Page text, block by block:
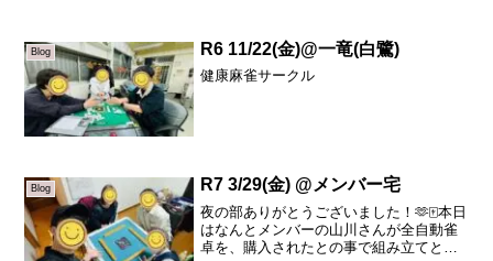
生初のツモ四暗刻和了...
Blog R6 11/22(金)@一竜(白鷺)
健康麻雀サークル
Blog R7 3/29(金) @メンバー宅
夜の部ありがとうございました！🫶🀄️本日
はなんとメンバーの山川さんが全自動雀
卓を、購入されたとの事で組み立てと軽